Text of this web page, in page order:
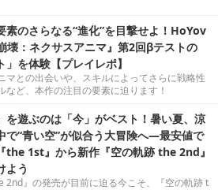
素のさらなる“進化”を目撃せよ！HoYov
壊：ネクサスアニマ』第2回βテストの
」を体験【プレイレポ】
マとの出会いや、スキルによってさらに戦略性
など、本作の注目の要素に迫ります！
を遊ぶのは「今」がベスト！暑い夏、涼
で“青い空”が似合う大冒険へ―最安値で
the 1st』から新作『空の軌跡 the 2nd』
よう
2nd』の発売が目前に迫る今こそ、『空の軌跡 t